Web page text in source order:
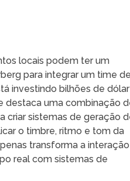
locais podem ter um
para integrar um time
investindo bilhões de
destaca uma combinação
criar sistemas de geração
o timbre, ritmo e tom da
transforma a interação
real com sistemas de